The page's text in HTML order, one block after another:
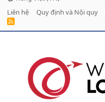
Liên hệ
Quy định và Nội quy
R